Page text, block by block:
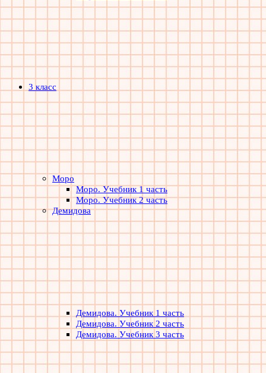
3 класс
Моро
Моро. Учебник 1 часть
Моро. Учебник 2 часть
Демидова
Демидова. Учебник 1 часть
Демидова. Учебник 2 часть
Демидова. Учебник 3 часть